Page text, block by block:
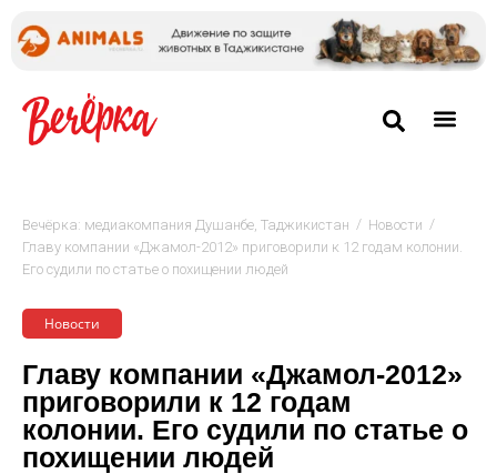
Вечёрка: медиакомпания Душанбе, Таджикистан / Новости /
Главу компании «Джамол-2012» приговорили к 12 годам колонии.
Его судили по статье о похищении людей
Новости
Главу компании «Джамол-2012»
приговорили к 12 годам
колонии. Его судили по статье о
похищении людей